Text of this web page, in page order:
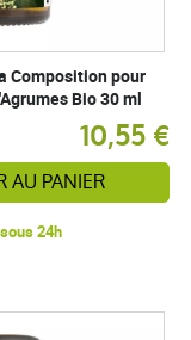
Composition pour
Bio 30 ml
10,55 €
AU PANIER
24h